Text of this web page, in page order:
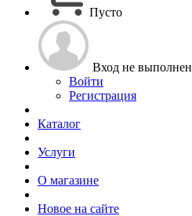
Пусто
Вход не выполнен
Войти
Регистрация
Каталог
Услуги
О магазине
Новое на сайте